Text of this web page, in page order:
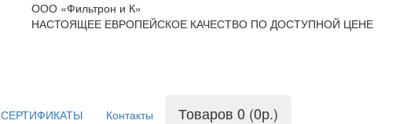
ООО «Фильтрон и К»
НАСТОЯЩЕЕ ЕВРОПЕЙСКОЕ КАЧЕСТВО ПО ДОСТУПНОЙ ЦЕНЕ
СЕРТИФИКАТЫ Контакты Товаров 0 (0р.)